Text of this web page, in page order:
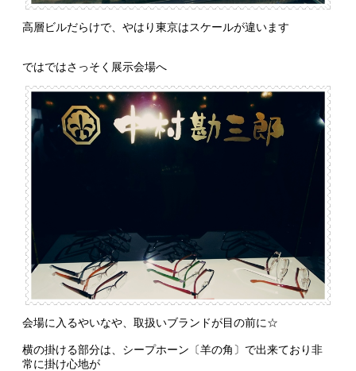
高層ビルだらけで、やはり東京はスケールが違います
ではではさっそく展示会場へ
会場に入るやいなや、取扱いブランドが目の前に☆
横の掛ける部分は、シープホーン〔羊の角〕で出来ており非
常に掛け心地が